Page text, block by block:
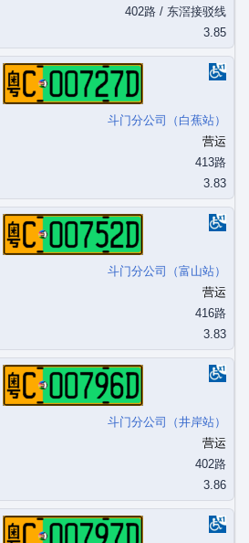
402路 / 东滘接驳线
3.85
斗门分公司（白蕉站）
营运
413路
3.83
斗门分公司（富山站）
营运
416路
3.83
斗门分公司（井岸站）
营运
402路
3.86